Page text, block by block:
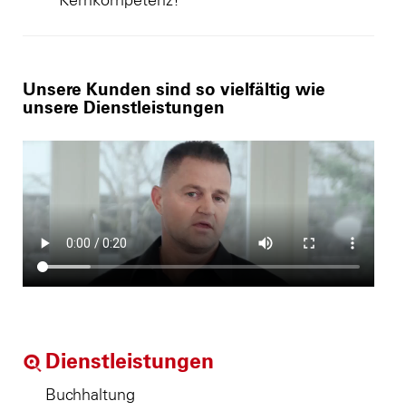
Unsere Kunden sind so vielfältig wie
unsere Dienstleistungen
Dienstleistungen
Buchhaltung